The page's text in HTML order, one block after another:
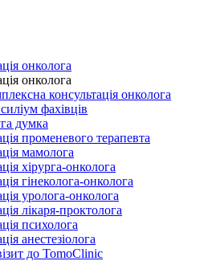
онколога
онколога
консультація онколога
фахівців
думка
променевого терапевта
мамолога
хірурга-онколога
гінеколога-онколога
уролога-онколога
лікаря-проктолога
психолога
анестезіолога
до TomoClinic